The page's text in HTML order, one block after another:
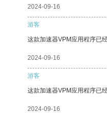
2024-09-16
游客
这款加速器VPM应用程序已
2024-09-16
游客
这款加速器VPM应用程序已
2024-09-16